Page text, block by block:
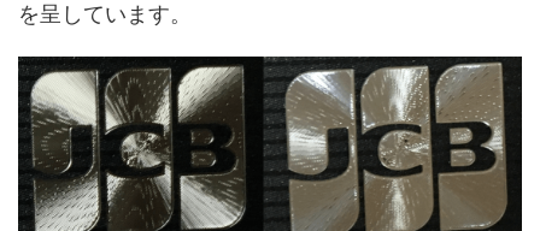
を呈しています。